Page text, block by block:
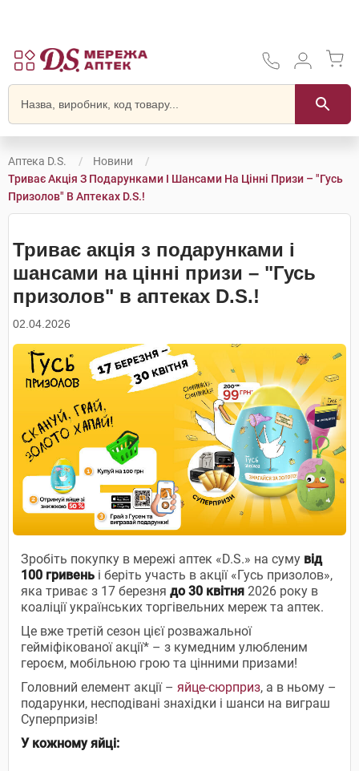
Аптека D.S.
Новини
Триває Акція З Подарунками І Шансами На Цінні Призи – "Гусь
Призолов" В Аптеках D.S.!
Триває акція з подарунками і
шансами на цінні призи – "Гусь
призолов" в аптеках D.S.!
02.04.2026
Зробіть покупку в мережі аптек «D.S.» на суму від
100 гривень і беріть участь в акції «Гусь призолов»,
яка триває з 17 березня до 30 квітня 2026 року в
коаліції українських торгівельних мереж та аптек.
Це вже третій сезон цієї розважальної
гейміфікованої акції* – з кумедним улюбленим
героєм, мобільною грою та цінними призами!
Головний елемент акції – яйце-сюрприз, а в ньому –
подарунки, несподівані знахідки і шанси на виграш
Суперпризів!
У кожному яйці: